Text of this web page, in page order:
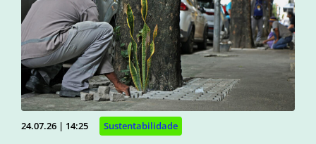
24.07.26 | 14:25 Sustentabilidade